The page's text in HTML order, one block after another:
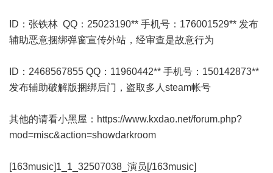
ID：张铁林 QQ：25023190** 手机号：176001529** 发布
辅助恶意捆绑弹窗宣传外站，经审查是故意行为
ID：2468567855 QQ：11960442** 手机号：150142873**
发布辅助破解版捆绑后门，盗取多人steam帐号
其他的请看小黑屋： https://www.kxdao.net/forum.php?
mod=misc&action=showdarkroom
[163music]1_1_32507038_演员[/163music]